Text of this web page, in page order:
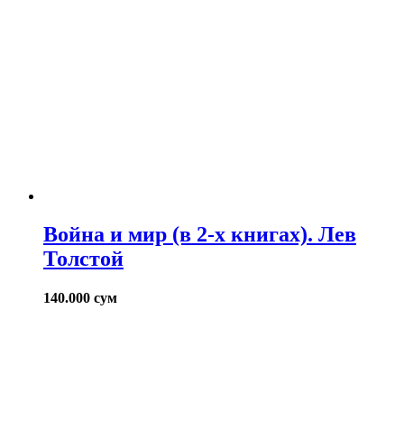
Война и мир (в 2-х книгах). Лев
Толстой
140.000 сум